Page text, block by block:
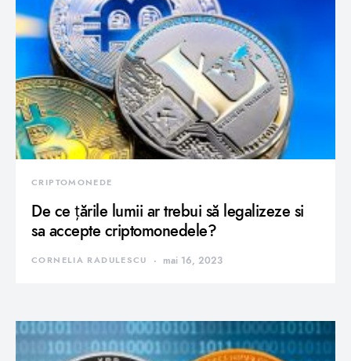
CRIPTOMONEDE
De ce țările lumii ar trebui să legalizeze si
sa accepte criptomonedele?
CORNELIA RADULESCU mai 16, 2023